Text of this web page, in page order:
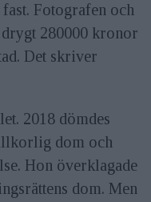
Fotografen och
drygt 280000 kronor
Det skriver
2018 dömdes
dom och
Hon överklagade
dom. Men